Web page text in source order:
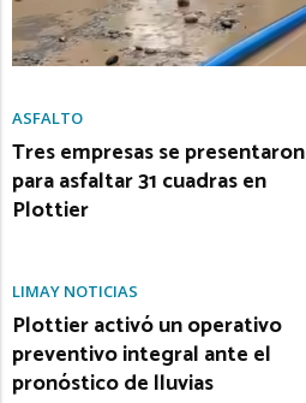
ASFALTO
Tres empresas se presentaron
para asfaltar 31 cuadras en
Plottier
LIMAY NOTICIAS
Plottier activó un operativo
preventivo integral ante el
pronóstico de lluvias